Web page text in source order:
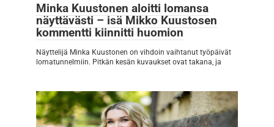
Minka Kuustonen aloitti lomansa
näyttävästi – isä Mikko Kuustosen
kommentti kiinnitti huomion
Näyttelijä Minka Kuustonen on vihdoin vaihtanut työpäivät
lomatunnelmiin. Pitkän kesän kuvaukset ovat takana, ja